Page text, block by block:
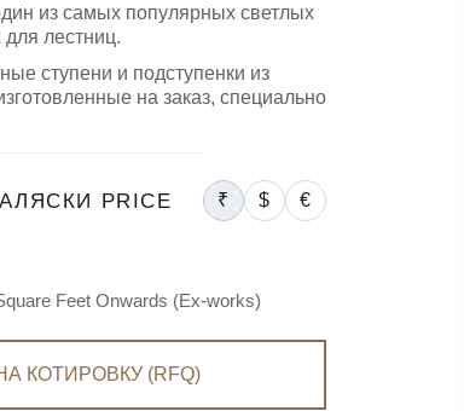
из самых популярных светлых
лестниц.
ступени и подступенки из
на заказ, специально
PRICE ₹ $ €
Feet Onwards (Ex-works)
КОТИРОВКУ (RFQ)